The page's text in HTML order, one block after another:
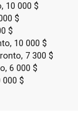
10 000 $
$
$
10 000 $
7 300 $
6 000 $
000 $